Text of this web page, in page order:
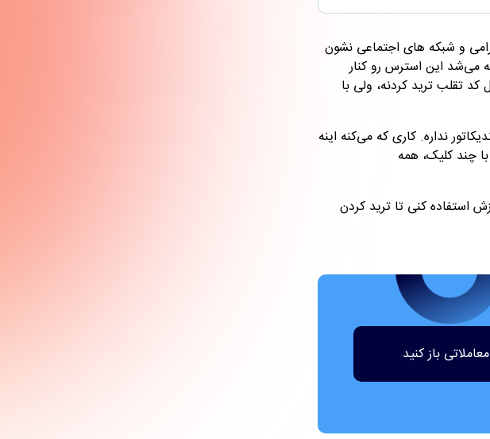
و شبکه های اجتماعی نشون
می‌شد این استرس رو کنار
تقلب ترید کردنه، ولی با
اندیکاتور نداره. کاری که می‌کنه اینه
چند کلیک، همه
استفاده کنی تا ترید کردن
باز کنید